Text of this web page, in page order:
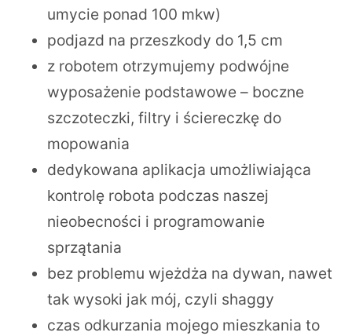
umycie ponad 100 mkw)
podjazd na przeszkody do 1,5 cm
z robotem otrzymujemy podwójne
wyposażenie podstawowe – boczne
szczoteczki, filtry i ściereczkę do
mopowania
dedykowana aplikacja umożliwiająca
kontrolę robota podczas naszej
nieobecności i programowanie
sprzątania
bez problemu wjeżdża na dywan, nawet
tak wysoki jak mój, czyli shaggy
czas odkurzania mojego mieszkania to